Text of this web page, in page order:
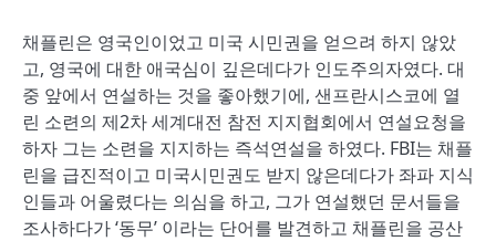
채플린은 영국인이었고 미국 시민권을 얻으려 하지 않았
고, 영국에 대한 애국심이 깊은데다가 인도주의자였다. 대
중 앞에서 연설하는 것을 좋아했기에, 샌프란시스코에 열
린 소련의 제2차 세계대전 참전 지지협회에서 연설요청을
하자 그는 소련을 지지하는 즉석연설을 하였다. FBI는 채플
린을 급진적이고 미국시민권도 받지 않은데다가 좌파 지식
인들과 어울렸다는 의심을 하고, 그가 연설했던 문서들을
조사하다가 ‘동무’ 이라는 단어를 발견하고 채플린을 공산